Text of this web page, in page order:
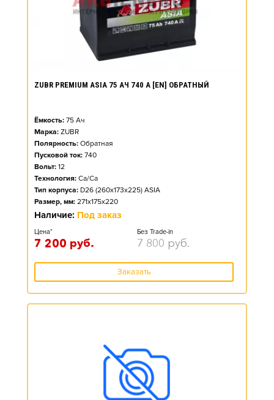
ZUBR PREMIUM ASIA 75 АЧ 740 А [EN] ОБРАТНЫЙ
Ёмкость: 75 Ач
Марка: ZUBR
Полярность: Обратная
Пусковой ток: 740
Вольт: 12
Технология: Ca/Ca
Тип корпуса: D26 (260x173x225) ASIA
Размер, мм: 271x175x220
Наличие: Под заказ
Цена*
7 200 руб.
Без Trade-in
7 800 руб.
Заказать